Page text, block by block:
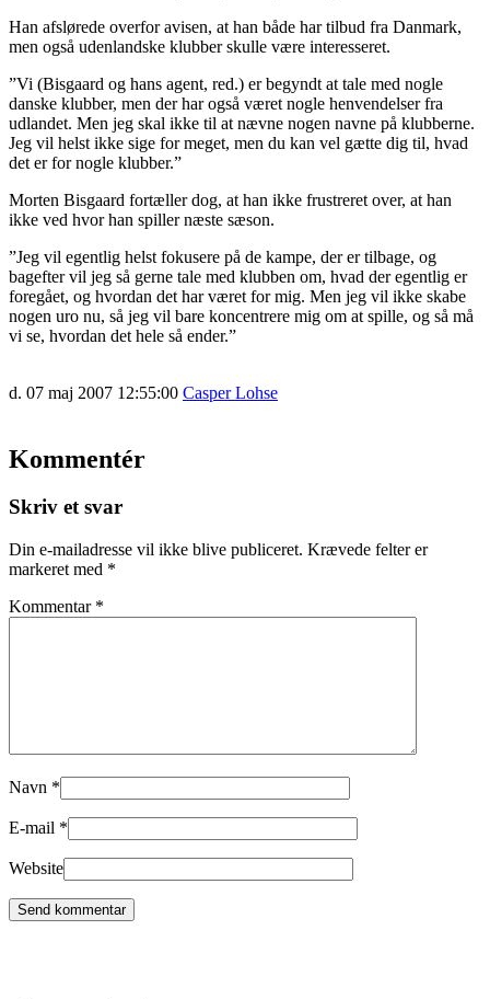
Han afslørede overfor avisen, at han både har tilbud fra Danmark,
men også udenlandske klubber skulle være interesseret.
”Vi (Bisgaard og hans agent, red.) er begyndt at tale med nogle
danske klubber, men der har også været nogle henvendelser fra
udlandet. Men jeg skal ikke til at nævne nogen navne på klubberne.
Jeg vil helst ikke sige for meget, men du kan vel gætte dig til, hvad
det er for nogle klubber.”
Morten Bisgaard fortæller dog, at han ikke frustreret over, at han
ikke ved hvor han spiller næste sæson.
”Jeg vil egentlig helst fokusere på de kampe, der er tilbage, og
bagefter vil jeg så gerne tale med klubben om, hvad der egentlig er
foregået, og hvordan det har været for mig. Men jeg vil ikke skabe
nogen uro nu, så jeg vil bare koncentrere mig om at spille, og så må
vi se, hvordan det hele så ender.”
d. 07 maj 2007 12:55:00 Casper Lohse
Kommentér
Skriv et svar
Din e-mailadresse vil ikke blive publiceret. Krævede felter er
markeret med *
Kommentar *
Navn *
E-mail *
Website